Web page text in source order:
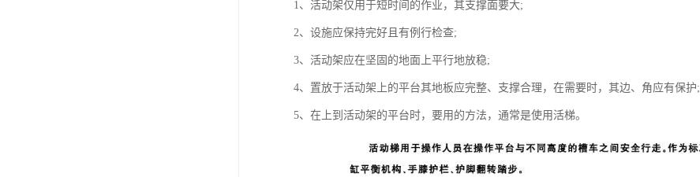
1、活动架仅用于短时间的作业，其支撑面要大;
2、设施应保持完好且有例行检查;
3、活动架应在坚固的地面上平行地放稳;
4、置放于活动架上的平台其地板应完整、支撑合理，在需要时，其边、角应有保护;
5、在上到活动架的平台时，要用的方法，通常是使用活梯。